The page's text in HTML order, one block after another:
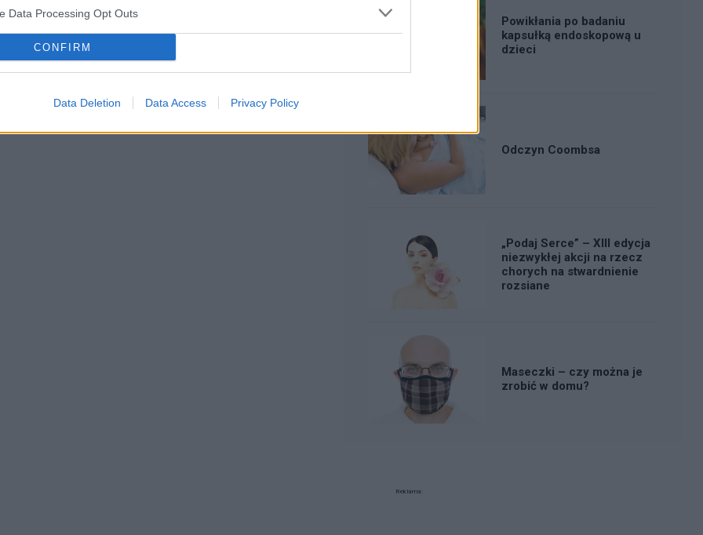
Data Processing Opt Outs
CONFIRM
Data Deletion Data Access Privacy Policy
Powikłania po badaniu
kapsułką endoskopową u
dzieci
Odczyn Coombsa
„Podaj Serce” – XIII edycja
niezwykłej akcji na rzecz
chorych na stwardnienie
rozsiane
Maseczki – czy można je
zrobić w domu?
Reklama: